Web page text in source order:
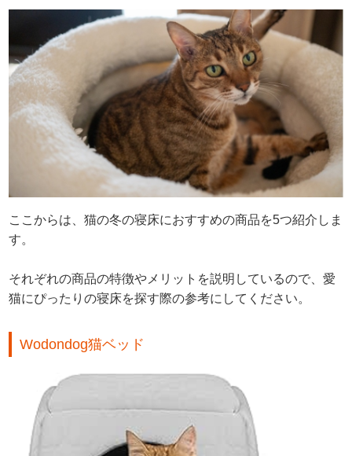
ここからは、猫の冬の寝床におすすめの商品を5つ紹介しま
す。
それぞれの商品の特徴やメリットを説明しているので、愛
猫にぴったりの寝床を探す際の参考にしてください。
Wodondog猫ベッド